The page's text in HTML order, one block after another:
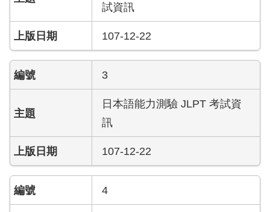
試資訊
107-12-22
3
日本語能力測驗 JLPT 考試資
訊
107-12-22
4